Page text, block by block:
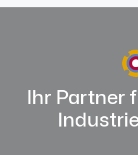
Ihr Partner